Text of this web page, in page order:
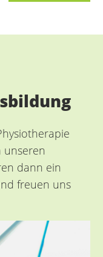
unseren
dann ein
freuen uns